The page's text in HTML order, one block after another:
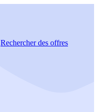
Rechercherdes offres